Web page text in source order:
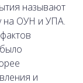
называют
на ОУН и УПА.
и